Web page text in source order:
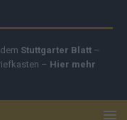
Stuttgarter Blatt –
– Hier mehr